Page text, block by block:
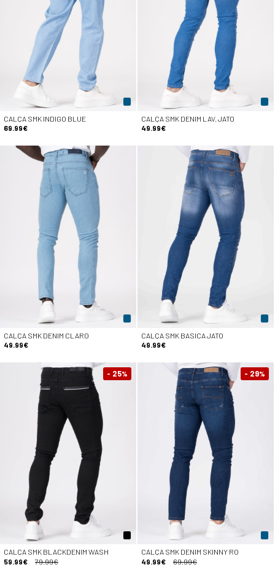
CALÇA SMK INDIGO BLUE
69.99€
CALÇA SMK DENIM LAV. JATO
49.99€
CALÇA SMK DENIM CLARO
49.99€
CALÇA SMK BASICA JATO
49.99€
- 25%
CALÇA SMK BLACKDENIM WASH
59.99€
79.99€
- 29%
CALÇA SMK DENIM SKINNY RO
49.99€
69.99€